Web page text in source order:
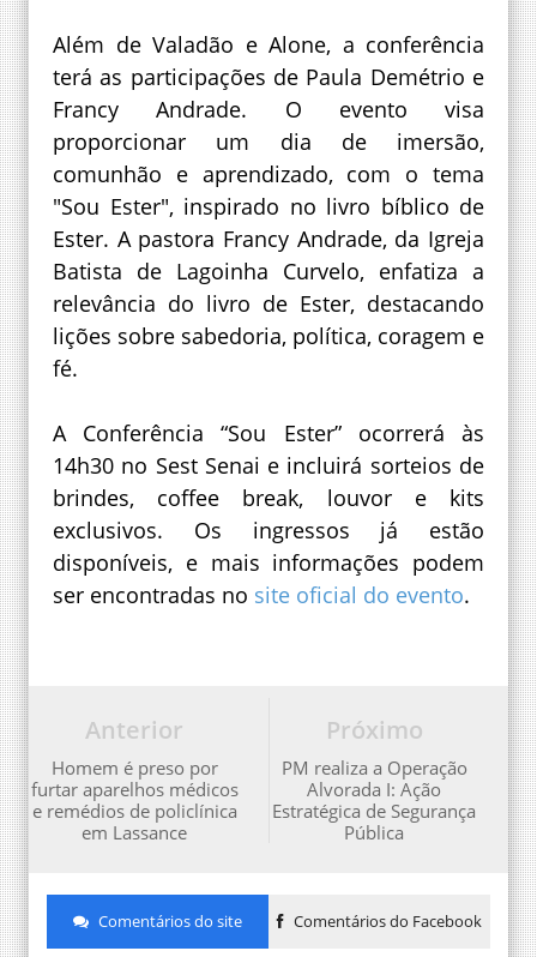
Além de Valadão e Alone, a conferência
terá as participações de Paula Demétrio e
Francy Andrade. O evento visa
proporcionar um dia de imersão,
comunhão e aprendizado, com o tema
"Sou Ester", inspirado no livro bíblico de
Ester. A pastora Francy Andrade, da Igreja
Batista de Lagoinha Curvelo, enfatiza a
relevância do livro de Ester, destacando
lições sobre sabedoria, política, coragem e
fé.
A Conferência “Sou Ester” ocorrerá às
14h30 no Sest Senai e incluirá sorteios de
brindes, coffee break, louvor e kits
exclusivos. Os ingressos já estão
disponíveis, e mais informações podem
ser encontradas no site oficial do evento.
Próximo
PM realiza a Operação
Alvorada I: Ação
Estratégica de Segurança
Pública
Anterior
Homem é preso por
furtar aparelhos médicos
e remédios de policlínica
em Lassance
Comentários do site Comentários do Facebook